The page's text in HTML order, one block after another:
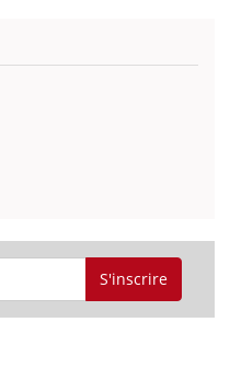
S'inscrire